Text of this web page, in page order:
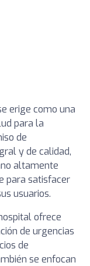
erige como una
para la
de
y de calidad,
altamente
para satisfacer
usuarios.
ofrece
de urgencias
de
se enfocan